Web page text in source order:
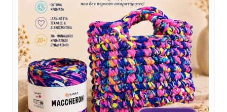
στη
σελίδα
προϊόντος